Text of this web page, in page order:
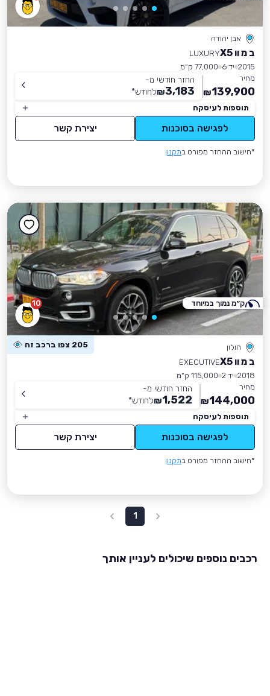
אבן יהודה
ב מ וו X5
LUXURY
2015 יד 6
77,000 ק״מ
מחיר
139,900
₪
החזר חודשי מ-
3,183
₪לחודש*
תוספות לעיסקה
לפגישה בסוכנות יצירת קשר
*חישוב ההחזר מפורט בתקנון
10
חולון 205 צפו ברכב זה
ב מ וו X5
EXECUTIVE
2018 יד 2
115,000 ק״מ
מחיר
144,000
₪
החזר חודשי מ-
1,522
₪לחודש*
תוספות לעיסקה
לפגישה בסוכנות יצירת קשר
*חישוב ההחזר מפורט בתקנון
ק״מ נמוך במיוחד
1
רכבים נוספים שיכולים לעניין אותך